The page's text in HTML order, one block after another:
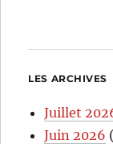
LES ARCHIVES
Juillet
Juin 2026